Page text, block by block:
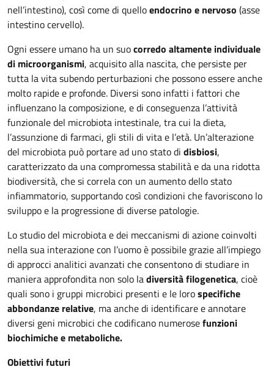
nell’intestino), così come di quelloendocrino e nervoso (asse
intestino cervello).
Ogni essere umano ha un suocorredo altamente individuale
di microorganismi, acquisito alla nascita, che persiste per
tutta la vita subendo perturbazioni che possono essere anche
molto rapide e profonde. Diversi sono infatti i fattori che
influenzano la composizione, e di conseguenza l’attività
funzionale del microbiota intestinale, tra cui la dieta,
l’assunzione di farmaci, gli stili di vita e l’età. Un’alterazione
del microbiota può portare ad uno stato di disbiosi,
caratterizzato da una compromessa stabilità e da una ridotta
biodiversità, che si correla con un aumento dello stato
infiammatorio, supportando così condizioni che favoriscono lo
sviluppo e la progressione di diverse patologie.
Lo studio del microbiota e dei meccanismi di azione coinvolti
nella sua interazione con l’uomo è possibile grazie all’impiego
di approcci analitici avanzati che consentono di studiare in
maniera approfondita non solo ladiversità filogenetica, cioè
quali sono i gruppi microbici presenti e le lorospecifiche
abbondanze relative, ma anche di identificare e annotare
diversi geni microbici che codificano numerosefunzioni
biochimiche e metaboliche.
Obiettivi futuri